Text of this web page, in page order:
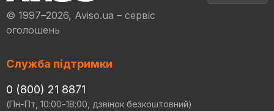
© 1997–2026, Aviso.ua – сервіс
оголошень
Служба підтримки
0 (800) 21 8871
(Пн-Пт, 10:00-18:00, дзвінок безкоштовний)